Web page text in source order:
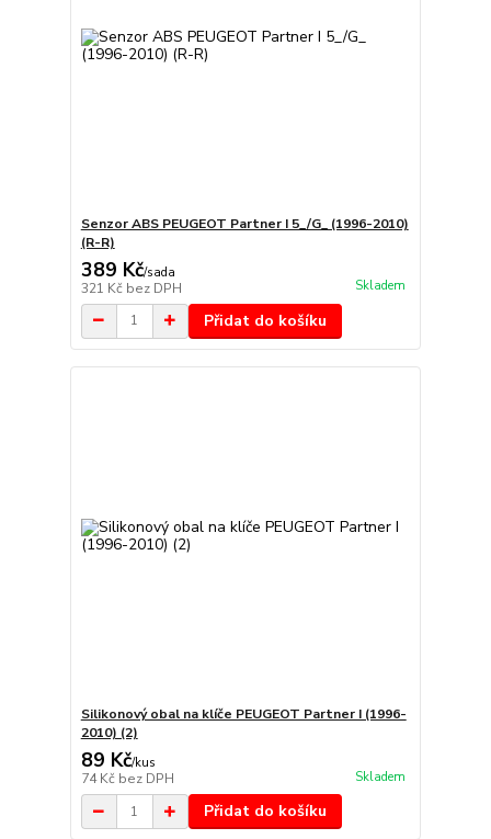
Senzor ABS PEUGEOT Partner I 5_/G_ (1996-2010)
(R-R)
389 Kč/sada
321 Kč bez DPH Skladem
Přidat do košíku
Silikonový obal na klíče PEUGEOT Partner I (1996-
2010) (2)
89 Kč/kus
74 Kč bez DPH Skladem
Přidat do košíku